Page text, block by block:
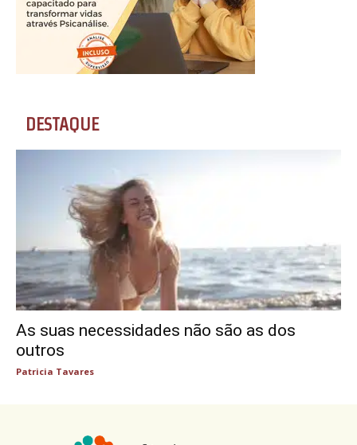
DESTAQUE
As suas necessidades não são as dos
outros
Patricia Tavares